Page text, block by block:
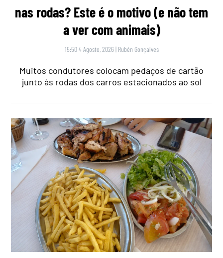
nas rodas? Este é o motivo (e não tem
a ver com animais)
15:50 4 Agosto, 2026 | Rubén Gonçalves
Muitos condutores colocam pedaços de cartão
junto às rodas dos carros estacionados ao sol